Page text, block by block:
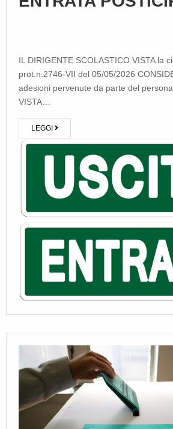
IL DIRIGENTE SCOLASTICO VISTA la
prot.n.2746-VII del 05/05/2026
adesioni pervenute da parte del
VISTA…
LEGGI